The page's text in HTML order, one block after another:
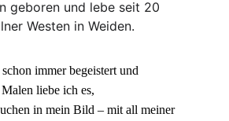
geboren und lebe seit 20
Westen in Weiden.
immer begeistert und
liebe ich es,
in mein Bild – mit all meiner